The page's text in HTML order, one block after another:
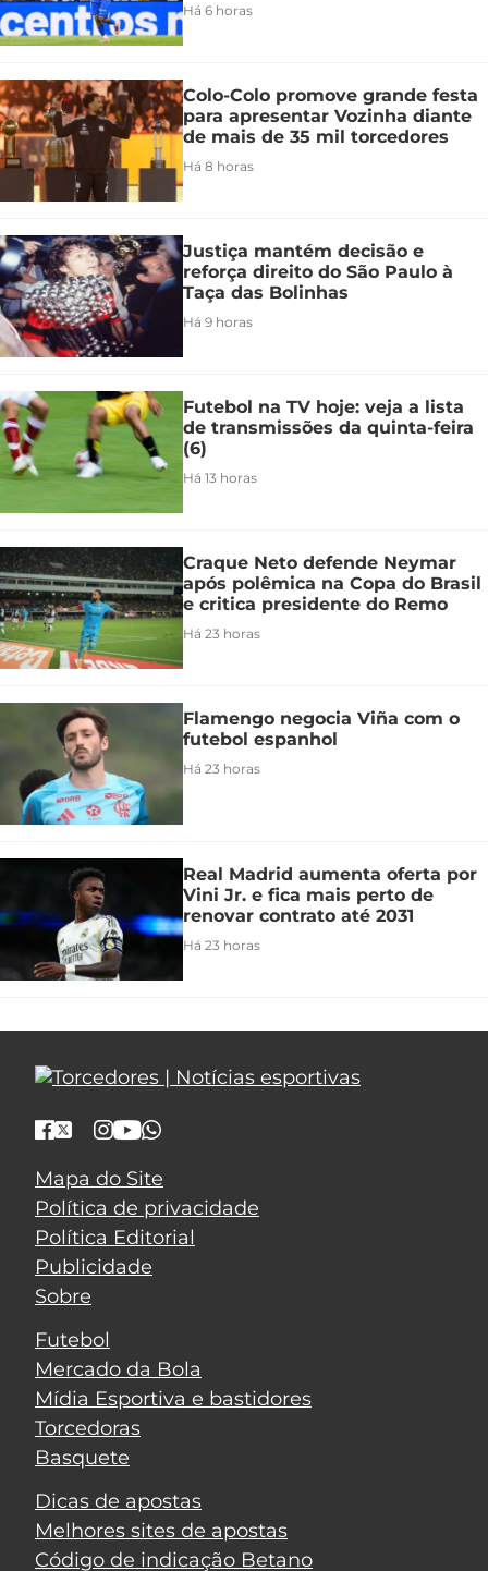
Há 6 horas
Colo-Colo promove grande festa
para apresentar Vozinha diante
de mais de 35 mil torcedores
Há 8 horas
Justiça mantém decisão e
reforça direito do São Paulo à
Taça das Bolinhas
Há 9 horas
Futebol na TV hoje: veja a lista
de transmissões da quinta-feira
(6)
Há 13 horas
Craque Neto defende Neymar
após polêmica na Copa do Brasil
e critica presidente do Remo
Há 23 horas
Flamengo negocia Viña com o
futebol espanhol
Há 23 horas
Real Madrid aumenta oferta por
Vini Jr. e fica mais perto de
renovar contrato até 2031
Há 23 horas
Mapa do Site
Política de privacidade
Política Editorial
Publicidade
Sobre
Futebol
Mercado da Bola
Mídia Esportiva e bastidores
Torcedoras
Basquete
Dicas de apostas
Melhores sites de apostas
Código de indicação Betano